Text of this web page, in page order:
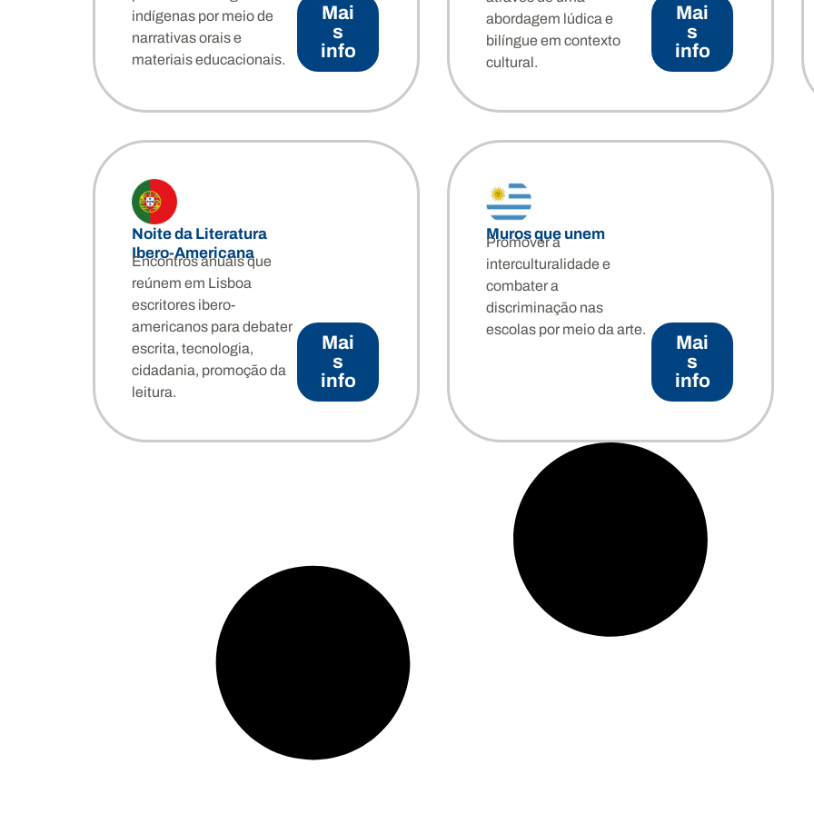
Atelier Poético
“Residências em movimento”: Iniciativa que promove o diálogo intercultural e o multilinguismo por
Poetas de língua portuguesa e espanhola colaboram com comunidades locais, promovendo a
indígenas por meio de
narrativas orais e
materiais educacionais.
Mai
s
info
abordagem lúdica e
bilíngue em contexto
cultural.
Mai
s
info
Noite da Literatura
Ibero-Americana
Encontros anuais que
reúnem em Lisboa
escritores ibero-
americanos para debater
escrita, tecnologia,
cidadania, promoção da
leitura.
Mai
s
info
Muros que unem
Promover a
interculturalidade e
combater a
discriminação nas
escolas por meio da arte.
Mai
s
info